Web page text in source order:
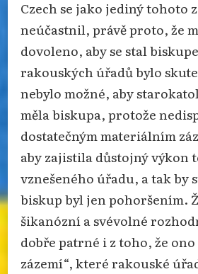
Czech se jako jediný tohoto
neúčastnil, právě proto, že
dovoleno, aby se stal
rakouských úřadů bylo
nebylo možné, aby
měla biskupa, protože
dostatečným materiálním
aby zajistila důstojný výkon
vznešeného úřadu, a tak by
biskup byl jen pohoršením.
šikanózní a svévolné
dobře patrné i z toho, že
zázemí“, které rakouské